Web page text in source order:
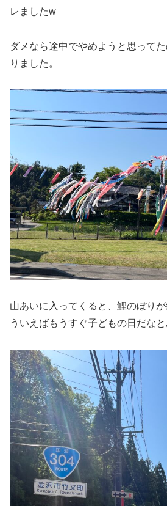
レましたw
ダメなら途中でやめようと思って
りました。
山あいに入ってくると、鯉のぼり
ういえばもうすぐ子どもの日だな